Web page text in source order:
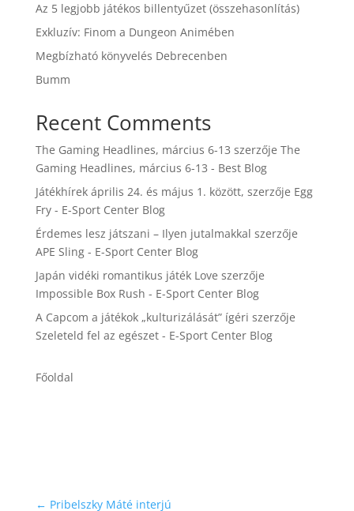
Az 5 legjobb játékos billentyűzet (összehasonlítás)
Exkluzív: Finom a Dungeon Animében
Megbízható könyvelés Debrecenben
Bumm
Recent Comments
The Gaming Headlines, március 6-13 szerzője The
Gaming Headlines, március 6-13 - Best Blog
Játékhírek április 24. és május 1. között, szerzője Egg
Fry - E-Sport Center Blog
Érdemes lesz játszani – Ilyen jutalmakkal szerzője
APE Sling - E-Sport Center Blog
Japán vidéki romantikus játék Love szerzője
Impossible Box Rush - E-Sport Center Blog
A Capcom a játékok „kulturizálását” ígéri szerzője
Szeleteld fel az egészet - E-Sport Center Blog
Főoldal
← Pribelszky Máté interjú